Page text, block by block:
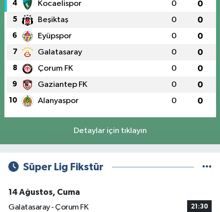
4 Kocaelispor 0 0
5 Beşiktaş 0 0
6 Eyüpspor 0 0
7 Galatasaray 0 0
8 Çorum FK 0 0
9 Gaziantep FK 0 0
10 Alanyaspor 0 0
Detaylar için tıklayın
Süper Lig Fikstür
14 Ağustos, Cuma
Galatasaray - Çorum FK
21:30